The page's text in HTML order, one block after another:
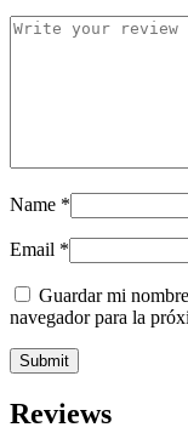
Name *
Email *
Guardar mi
navegador para la
Reviews